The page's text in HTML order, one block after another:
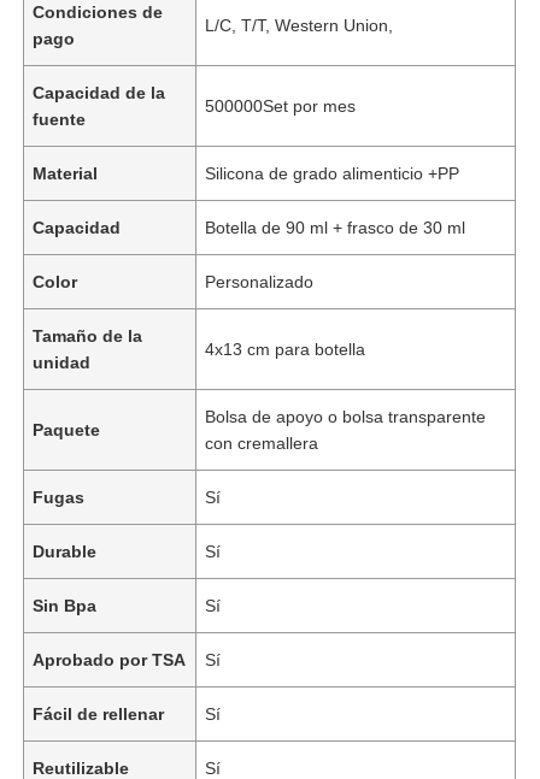
Condiciones de
pago
L/C, T/T, Western Union,
Capacidad de la
fuente
500000Set por mes
Material Silicona de grado alimenticio +PP
Capacidad Botella de 90 ml + frasco de 30 ml
Color Personalizado
Tamaño de la
unidad
4x13 cm para botella
Paquete
Bolsa de apoyo o bolsa transparente
con cremallera
Fugas Sí
Durable Sí
Sin Bpa Sí
Aprobado por TSA Sí
Fácil de rellenar Sí
Reutilizable Sí